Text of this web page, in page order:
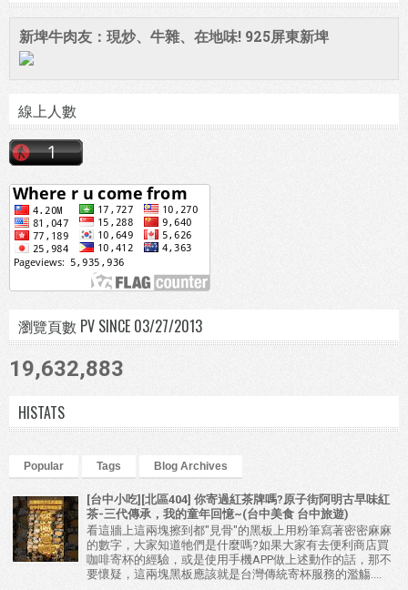
新埤牛肉友：現炒、牛雜、在地味! 925屏東新埤
線上人數
瀏覽頁數 PV SINCE 03/27/2013
19,632,883
HISTATS
Popular Tags Blog Archives
[台中小吃][北區404] 你寄過紅茶牌嗎?原子街阿明古早味紅
茶-三代傳承，我的童年回憶~(台中美食 台中旅遊)
看這牆上這兩塊擦到都"見骨"的黑板上用粉筆寫著密密麻麻
的數字，大家知道牠們是什麼嗎?如果大家有去便利商店買
咖啡寄杯的經驗，或是使用手機APP做上述動作的話，那不
要懷疑，這兩塊黑板應該就是台灣傳統寄杯服務的濫觴....